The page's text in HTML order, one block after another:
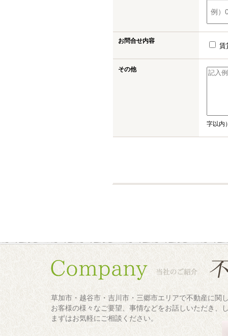
お問合せ内容
賃
その他
字以内
草加市・越谷市・吉川市・三郷市エリアで不動産に関
お客様の様々なご要望、事情などをお話しいただき、
まずはお気軽にご相談ください。